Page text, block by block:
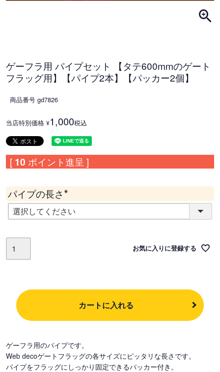
ゲーフラ用 パイプセット 【タテ600mmのゲート
フラッグ用】【パイプ2本】【パッカー2個】
商品番号 gd7826
当店特別価格 ¥1,000税込
[ 10 ポイント進呈 ]
パイプの長さ
(
必
お気に入りに登録する
カートに入れる
ゲーフラ用のパイプです。
Web decoゲートフラッグの各サイズにピッタリな長さです。
パイプをフラッグにしっかり固定できるパッカー付き。